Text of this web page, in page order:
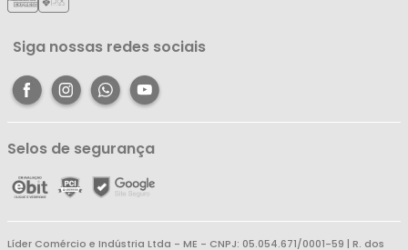
Central de Atendimento
Siga nossas redes sociais
Selos de segurança
Líder Comércio e Indústria Ltda - ME - CNPJ: 05.054.671/0001-59 | R. dos